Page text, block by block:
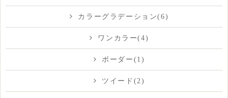
カラーグラデーション(6)
ワンカラー(4)
ボーダー(1)
ツイード(2)